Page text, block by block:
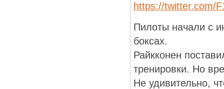
https://twitter.com/
Пилоты начали с
боксах.
Райкконен
тренировки. Но
Не удивительно,